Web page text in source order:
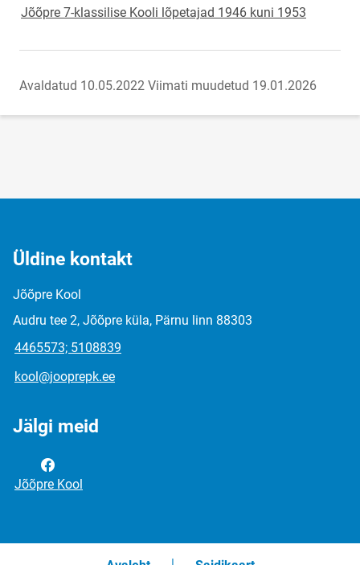
Jõõpre 7-klassilise Kooli lõpetajad 1946 kuni 1953
Avaldatud 10.05.2022 Viimati muudetud 19.01.2026
Üldine kontakt
Jõõpre Kool
Audru tee 2, Jõõpre küla, Pärnu linn 88303
4465573; 5108839
kool@jooprepk.ee
Jälgi meid
Jõõpre Kool